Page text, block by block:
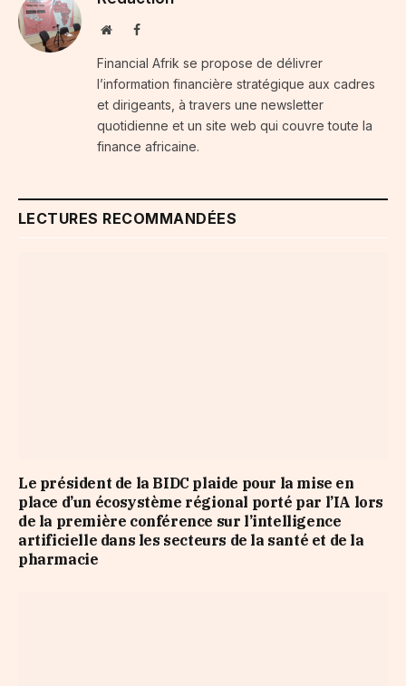
WebsiteFacebook
Financial Afrik se propose de délivrer
l’information financière stratégique aux cadres
et dirigeants, à travers une newsletter
quotidienne et un site web qui couvre toute la
finance africaine.
LECTURES RECOMMANDÉES
Le président de la BIDC plaide pour la mise en
place d’un écosystème régional porté par l’IA lors
de la première conférence sur l’intelligence
artificielle dans les secteurs de la santé et de la
pharmacie